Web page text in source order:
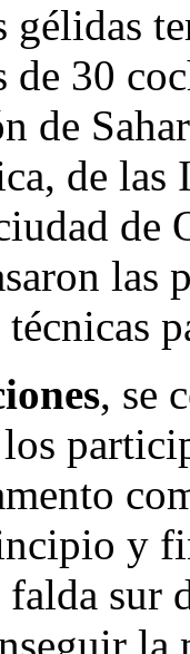
gélidas
de 30
de
de las
de
las
, se
y
falda sur